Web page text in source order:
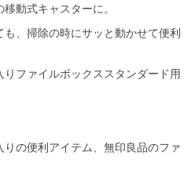
動式キャスターに。
、掃除の時にサッと動かせて便利
ファイルボックススタンダード用
の便利アイテム、無印良品のファ